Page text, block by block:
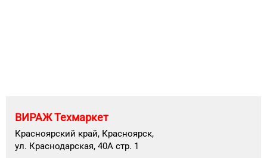
ВИРАЖ Техмаркет
Красноярский край, Красноярск,
ул. Краснодарская, 40А стр. 1